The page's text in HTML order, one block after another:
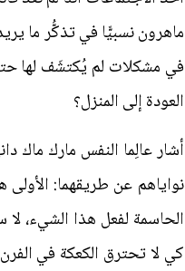
ماهرون نسبيًّا في تذكُّر ما
في مشكلات لم يُكتشَف لها
العودة إلى المنزل؟
أشار عالِما النفس مارك ماك
نواياهم عن طريقهما:
الحاسمة لفعل هذا الشيء،
كي لا تحترق الكعكة في